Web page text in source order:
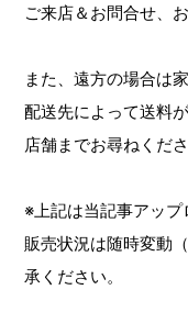
ご来店＆お問合せ、
また、遠方の場合は
配送先によって送料
店舗までお尋ねくださ
※上記は当記事アップ
販売状況は随時変動
承ください。